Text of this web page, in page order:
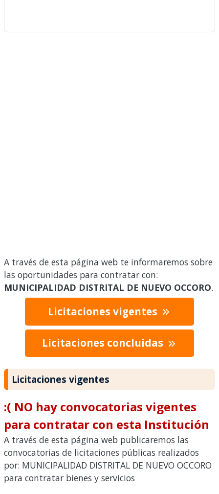
A través de esta página web te informaremos sobre
las oportunidades para contratar con:
MUNICIPALIDAD DISTRITAL DE NUEVO OCCORO.
Licitaciones vigentes
Licitaciones concluidas
Licitaciones vigentes
:( NO hay convocatorias vigentes
para contratar con esta Institución
A través de esta página web publicaremos las
convocatorias de licitaciones públicas realizados
por: MUNICIPALIDAD DISTRITAL DE NUEVO OCCORO
para contratar bienes y servicios